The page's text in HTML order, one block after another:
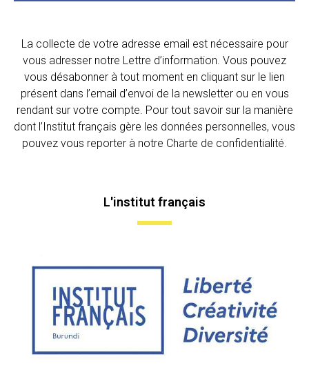
La collecte de votre adresse email est nécessaire pour
vous adresser notre Lettre d’information. Vous pouvez
vous désabonner à tout moment en cliquant sur le lien
présent dans l’email d’envoi de la newsletter ou en vous
rendant sur votre compte. Pour tout savoir sur la manière
dont l’Institut français gère les données personnelles, vous
pouvez vous reporter à notre Charte de confidentialité.
L'institut français